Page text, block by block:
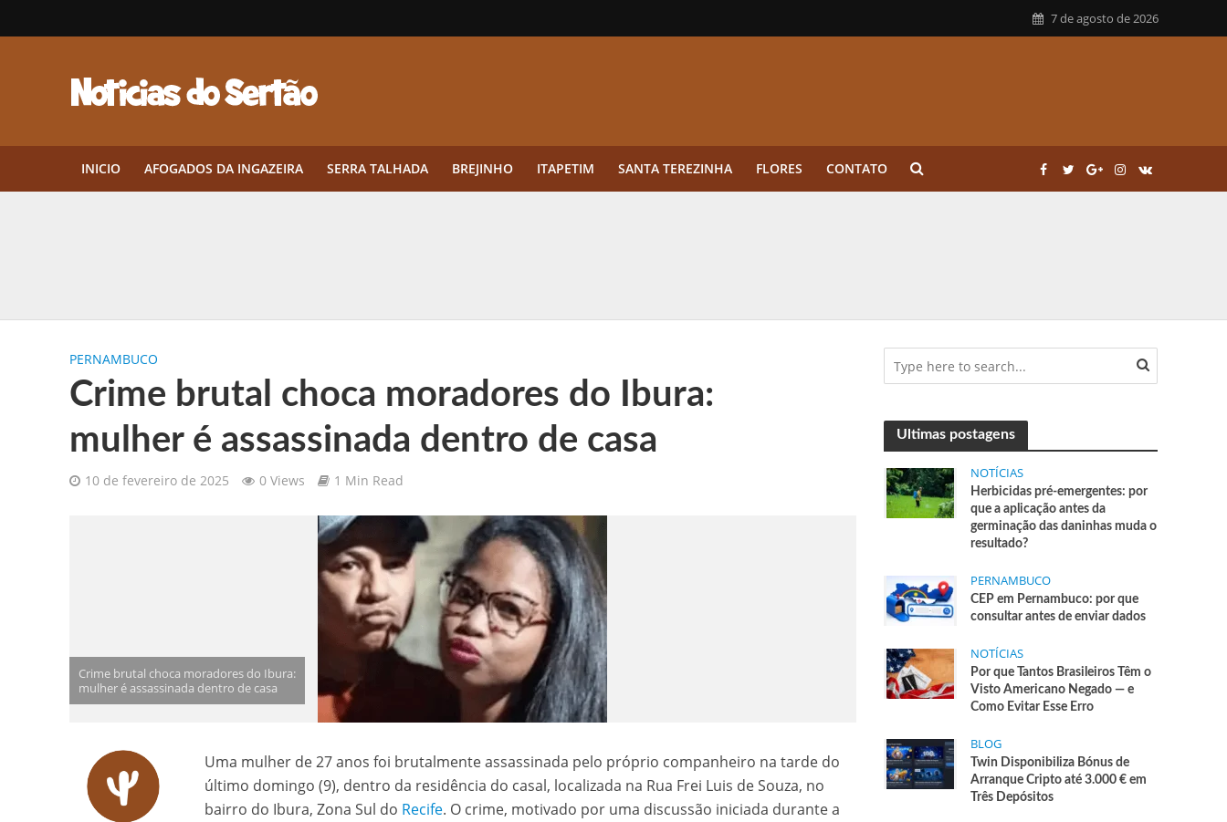
7 de agosto de 2026
INICIO AFOGADOS DA INGAZEIRA SERRA TALHADA BREJINHO ITAPETIM SANTA TEREZINHA FLORES CONTATO
Twin lança torneio semanal “Mestres das Rodadas” focado em multiplicadores
Gilberto Ribeiro celebra chegada de sementes e destaca parceria estratégica com Raquel Lyra e Marconi Santana
Confira as vagas de emprego disponíveis nesta terça-feira (03)
Santa Cruz da Baixa Verde é contemplada com seis minicomputadores pelo Governo do Estado
PRF resgata 132 aves silvestres na BR-407, em Petrolina
Comunicamos o falecimento de Paulinho Mototaxi
PERNAMBUCO
Crime brutal choca moradores do Ibura:
mulher é assassinada dentro de casa
10 de fevereiro de 2025 0 Views 1 Min Read
Crime brutal choca moradores do Ibura:
mulher é assassinada dentro de casa
Uma mulher de 27 anos foi brutalmente assassinada pelo próprio companheiro na tarde do
último domingo (9), dentro da residência do casal, localizada na Rua Frei Luis de Souza, no
bairro do Ibura, Zona Sul do Recife. O crime, motivado por uma discussão iniciada durante a
Ultimas postagens
NOTÍCIAS
Herbicidas pré-emergentes: por
que a aplicação antes da
germinação das daninhas muda o
resultado?
PERNAMBUCO
CEP em Pernambuco: por que
consultar antes de enviar dados
NOTÍCIAS
Por que Tantos Brasileiros Têm o
Visto Americano Negado — e
Como Evitar Esse Erro
BLOG
Twin Disponibiliza Bónus de
Arranque Cripto até 3.000 € em
Três Depósitos